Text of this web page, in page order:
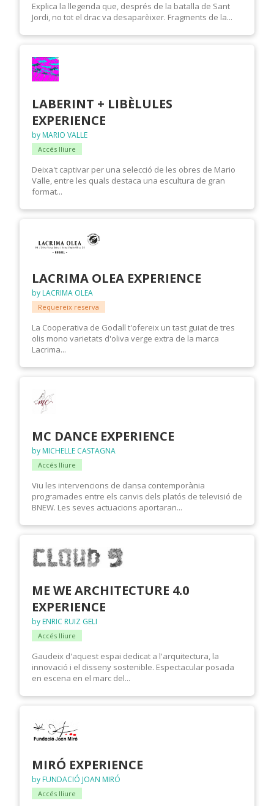
Explica la llegenda que, després de la batalla de Sant
Jordi, no tot el drac va desaparèixer. Fragments de la...
LABERINT + LIBÈLULES
EXPERIENCE
by MARIO VALLE
Accés lliure
Deixa't captivar per una selecció de les obres de Mario
Valle, entre les quals destaca una escultura de gran
format...
LACRIMA OLEA EXPERIENCE
by LACRIMA OLEA
Requereix reserva
La Cooperativa de Godall t'ofereix un tast guiat de tres
olis mono varietats d'oliva verge extra de la marca
Lacrima...
MC DANCE EXPERIENCE
by MICHELLE CASTAGNA
Accés lliure
Viu les intervencions de dansa contemporània
programades entre els canvis dels platós de televisió de
BNEW. Les seves actuacions aportaran...
ME WE ARCHITECTURE 4.0
EXPERIENCE
by ENRIC RUIZ GELI
Accés lliure
Gaudeix d'aquest espai dedicat a l'arquitectura, la
innovació i el disseny sostenible. Espectacular posada
en escena en el marc del...
MIRÓ EXPERIENCE
by FUNDACIÓ JOAN MIRÓ
Accés lliure